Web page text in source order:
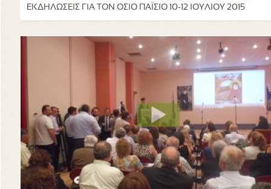
ΕΚΔΗΛΩΣΕΙΣ ΓΙΑ ΤΟΝ ΟΣΙΟ ΠΑΪΣΙΟ 10-12 ΙΟΥΛΙΟΥ 2015